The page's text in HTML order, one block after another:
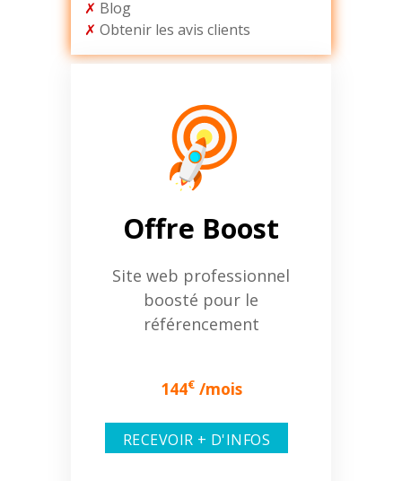
✗ Blog
✗ Obtenir les avis clients
Offre Boost
Site web professionnel
boosté pour le
référencement
144€/mois
RECEVOIR + D'INFOS